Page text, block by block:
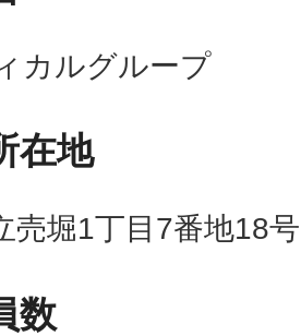
カルグループ
在地
売堀1丁目7番地18
数